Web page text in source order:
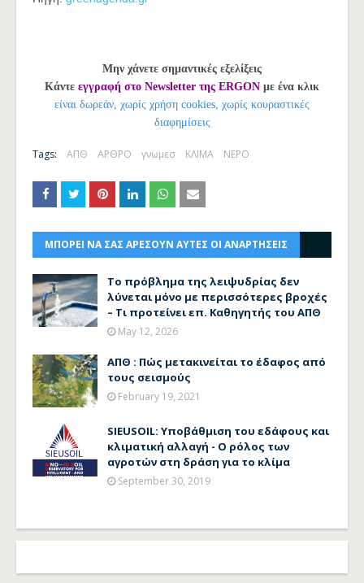
Μην χάνετε σημαντικές εξελίξεις
Κάντε εγγραφή στο Newsletter της ERGON με ένα κλικ
είναι δωρεάν, χωρίς χρήση cookies, χωρίς κουραστικές
διαφημίσεις
Tags: ΑΠΘ ΑΡΘΡΟ γνωμεσ ΚΛΙΜΑ ΝΕΡΟ
ΜΠΟΡΕΙ ΝΑ ΣΑΣ ΑΡΕΣΟΥΝ ΑΥΤΕΣ ΟΙ ΑΝΑΡΤΗΣΕΙΣ
Το πρόβλημα της λειψυδρίας δεν
λύνεται μόνο με περισσότερες βροχές
– Τι προτείνει επ. Καθηγητής του ΑΠΘ
May 12, 2026
ΑΠΘ : Πώς μετακινείται το έδαφος από
τους σεισμούς
February 19, 2021
SIEUSOIL: Υποβάθμιση του εδάφους και
κλιματική αλλαγή - Ο ρόλος των
αγροτών στη δράση για το κλίμα
September 30, 2019